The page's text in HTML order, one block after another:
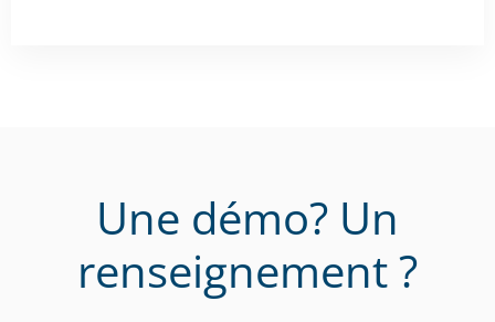
Une démo? Un
renseignement ?